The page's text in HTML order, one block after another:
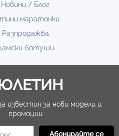
Новини / Блог
маратонки
Разпродажба
ботуши
известия за нови модели и
промоции